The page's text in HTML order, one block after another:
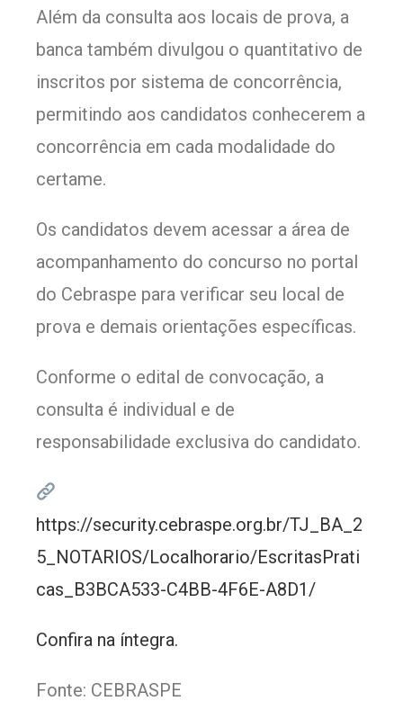
Além da consulta aos locais de prova, a
banca também divulgou o quantitativo de
inscritos por sistema de concorrência,
permitindo aos candidatos conhecerem a
concorrência em cada modalidade do
certame.
Os candidatos devem acessar a área de
acompanhamento do concurso no portal
do Cebraspe para verificar seu local de
prova e demais orientações específicas.
Conforme o edital de convocação, a
consulta é individual e de
responsabilidade exclusiva do candidato.
https://security.cebraspe.org.br/TJ_BA_2
5_NOTARIOS/Localhorario/EscritasPrati
cas_B3BCA533-C4BB-4F6E-A8D1/
Confira na íntegra.
Fonte: CEBRASPE